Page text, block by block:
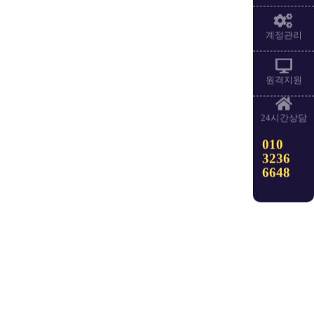
계정관리
원격지원
24시간상담
010
3236
6648